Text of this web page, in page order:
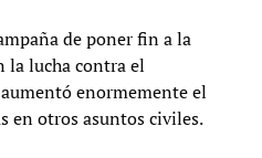
de poner fin a la
la lucha contra el
enormemente el
en otros asuntos civiles.